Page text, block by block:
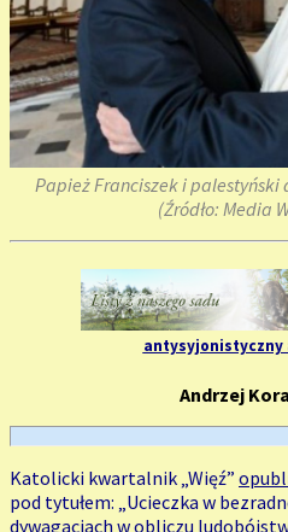
Papież Franciszek i
(Źródło: Media
Andrzej
Katolicki kwartalnik „Więź”
pod tytułem: „Ucieczka w
dywagacjach w obliczu